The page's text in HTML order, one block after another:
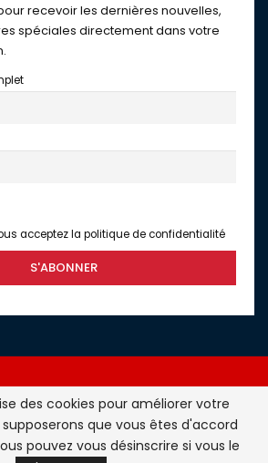
recevoir les dernières nouvelles,
spéciales directement dans votre
acceptez la politique de confidentialité
de l'actualité de la France et du
Droits Réservés - Atlasinfo- 2026
des cookies pour améliorer votre
que vous êtes d'accord
pouvez vous désinscrire si vous le